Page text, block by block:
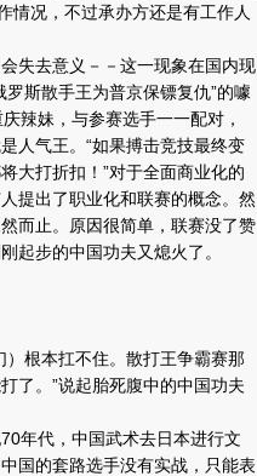
情况，不过承办方还是有工作人
失去意义－－这一现象在国内现
斯散手王为普京保镖复仇”的噱
辣妹，与参赛选手一一配对，
人气王。“如果搏击竞技最终变
大打折扣！”对于全面商业化的
提出了职业化和联赛的概念。然
而止。原因很简单，联赛没了赞
起步的中国功夫又熄火了。
根本扛不住。散打王争霸赛那
了。”说起胎死腹中的中国功夫
年代，中国武术去日本进行文
国的套路选手没有实战，只能表